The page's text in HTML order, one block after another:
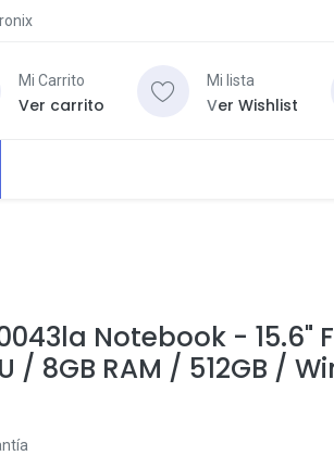
Mi Carrito
Ver carrito
Mi lista
Ver Wishlist
Notebook - 15.6"
/ 8GB RAM / 512GB /